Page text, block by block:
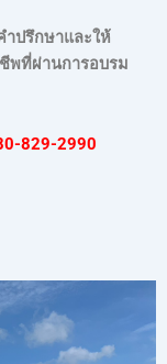
ำปรึกษาและให้
พที่ผ่านการอบรม
829-2990